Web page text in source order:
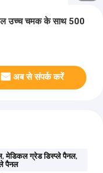
उच्च चमक के साथ 500
अब से संपर्क करें
,मेडिकल ग्रेड डिस्प्ले पैनल,
पैनल